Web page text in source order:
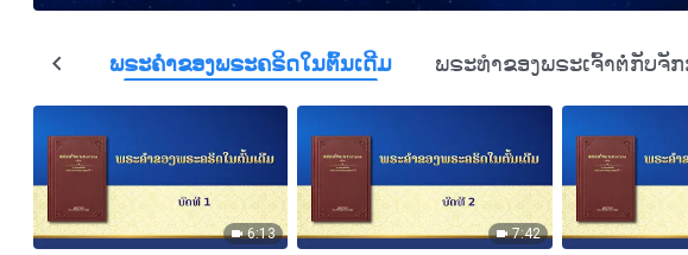
ທັງໝົດ ພຣະຄຳຂອງພຣະຄຣິດໃນຕົ້ນເດີມ ພຣະທຳຂອງພຣະເຈົ້າຕໍ່ກັບຈັ
6:13 7:42